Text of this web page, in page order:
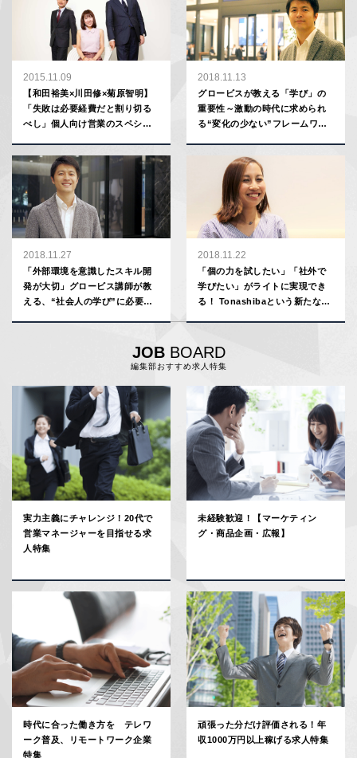
2015.11.09
【和田裕美×川田修×菊原智明】
「失敗は必要経費だと割り切る
べし」個人向け営業のスペシャ
めの４つの極意
2018.11.13
グロービスが教える「学び」の
重要性～激動の時代に求められ
る“変化の少ない”フレームワー
2018.11.27
「外部環境を意識したスキル開
発が大切」グロービス講師が教
える、“社会人の学び”に必要な
2018.11.22
「個の力を試したい」「社外で
学びたい」がライトに実現でき
る！ Tonashibaという新たな手
JOBBOARD
編集部おすすめ求人特集
実力主義にチャレンジ！20代で
営業マネージャーを目指せる求
人特集
未経験歓迎！【マーケティン
グ・商品企画・広報】
時代に合った働き方を テレワ
ーク普及、リモートワーク企業
特集
頑張った分だけ評価される！年
収1000万円以上稼げる求人特集